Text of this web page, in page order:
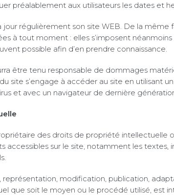
préalablement aux utilisateurs les dates et
jour régulièrement son site WEB. De la même
à tout moment : elles s’imposent néanmoins
possible afin d’en prendre connaissance.
être tenu responsable de dommages
du site s’engage à accéder au site en utilisant
et avec un navigateur de dernière
des droits de propriété intellectuelle
accessibles sur le site, notamment les textes,
représentation, modification, publication,
que soit le moyen ou le procédé utilisé, est